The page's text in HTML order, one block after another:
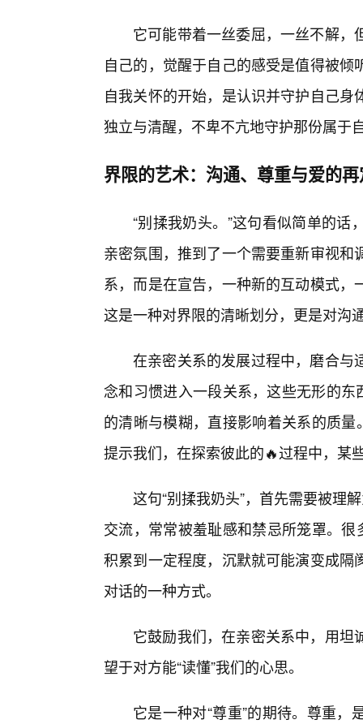
它可能带着一丝委屈，一丝不解
自己的，觉醒于自己的感受是值得被
自我关怀的开始，是认识并守护自己
独立与清醒，不卑不亢地守护那份属于
界限的艺术：沟通、尊重与爱的
“别揉我奶头。”这句看似简单的
亲密氛围，推到了一个需要重新审视
系，而是在宣告，一种新的互动模式
这是一种对界限的清晰划分，更是对沟
在亲密关系的发展过程中，磨合与
念和习惯进入一段关系，这些无形的
的清晰与模糊，直接影响着关系的质
提示我们，在探索彼此的🔥过程中，某
这句“别揉我奶头”，首先需要被理
交流，常常被羞耻感和禁忌所笼罩。
积累到一定程度，沉默就可能演变成
对话的一种方式。
它鼓励我们，在亲密关系中，用
望于对方能“读懂”我们的心思。
它是一种对“尊重”的期待。尊重